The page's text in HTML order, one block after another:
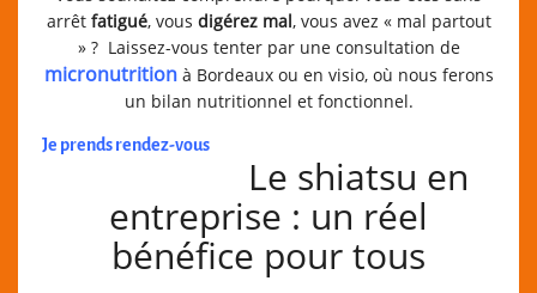
arrêt fatigué, vous digérez mal, vous avez « mal partout
» ? Laissez-vous tenter par une consultation de
micronutrition à Bordeaux ou en visio, où nous ferons
un bilan nutritionnel et fonctionnel.
Je prends rendez-vous
Le shiatsu en
entreprise : un réel
bénéfice pour tous